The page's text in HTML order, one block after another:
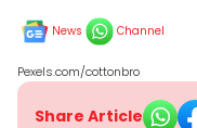
News Channel
Pexels.com/cottonbro
Share Article